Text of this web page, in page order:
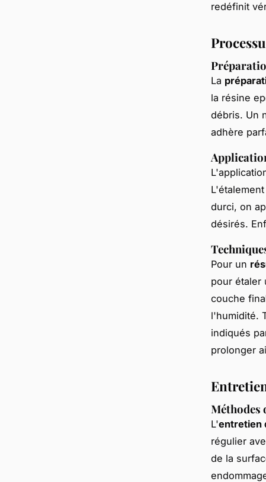
redéfinit
La
la résine
débris. Un
adhère
durci, on
désirés.
Pour un
pour étaler
couche
l'humidité.
indiqués
prolonger
Méthodes
L'entretien
régulier
de la